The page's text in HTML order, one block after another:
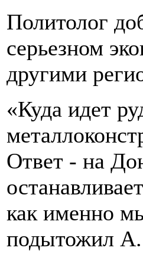
Политолог
серьезном
другими
«Куда идет
Ответ - на
как именно
подытожил А.